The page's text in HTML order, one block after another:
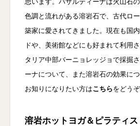
思います。バサルティーナは火山石
色調と流れがある溶岩石で、古代ロ
築家に愛されてきました。現在も国
ドや、美術館などにも好まれて利用
タリア中部バーニョレッジョで採掘
ーナについて、また溶岩石の効果に
お知りになりたい方はこちらをどうぞ
溶岩ホットヨガ＆ピラティ